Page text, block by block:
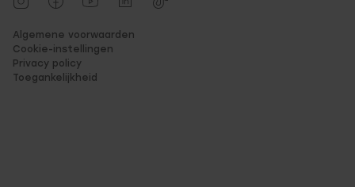
Algemene voorwaarden
Cookie-instellingen
Privacy policy
Toegankelijkheid